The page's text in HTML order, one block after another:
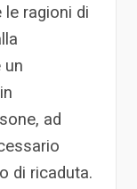
ragioni di
un
ad
di ricaduta.